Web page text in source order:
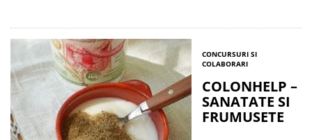
CONCURSURI SI
COLABORARI
COLONHELP –
SANATATE SI
FRUMUSETE